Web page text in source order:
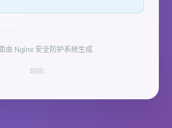
由 Nginx 安全防护系统生成
时间: